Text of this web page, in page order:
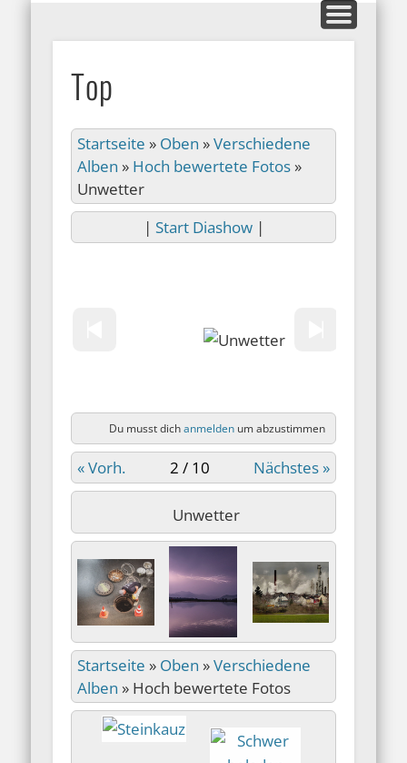
ARFO-Fotoclub
Top
Startseite » Oben »Verschiedene
Alben » Hoch bewertete Fotos »
Unwetter
| Start Diashow|
Du musst dichanmelden um abzustimmen
« Vorh. Nächstes »
2 / 10
Unwetter
Startseite » Oben »Verschiedene
Alben » Hoch bewertete Fotos